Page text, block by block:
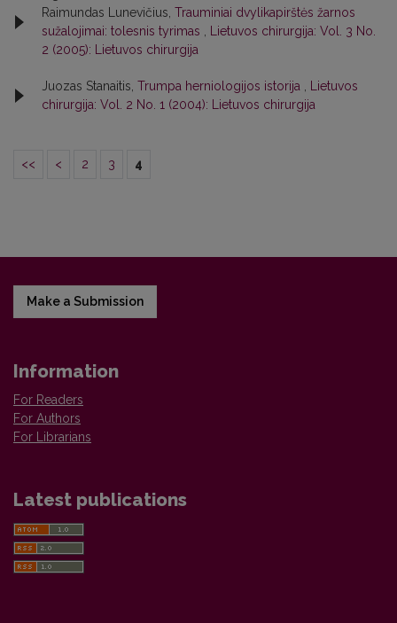
Raimundas Lunevičius, Trauminiai dvylikapirštės žarnos
sužalojimai: tolesnis tyrimas
Lietuvos chirurgija: Vol. 3 No.
2 (2005): Lietuvos chirurgija
Juozas Stanaitis, Trumpa herniologijos istorija
Lietuvos
chirurgija: Vol. 2 No. 1 (2004): Lietuvos chirurgija
<< < 2 3 4
Make a Submission
Information
For Readers
For Authors
For Librarians
Latest publications